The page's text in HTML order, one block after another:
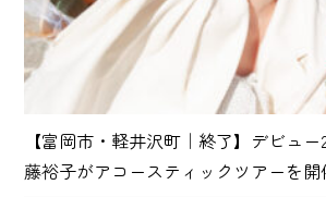
【富岡市・軽井沢町｜終了】デビュ
藤裕子がアコースティックツアーを開